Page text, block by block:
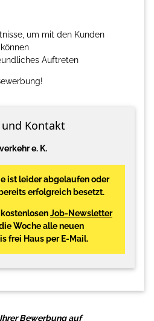
um mit den Kunden
Auftreten
Kontakt
e. K.
ist leider abgelaufen oder
erfolgreich besetzt.
Job-Newsletter
Woche alle neuen
frei Haus per E-Mail.
Bewerbung auf